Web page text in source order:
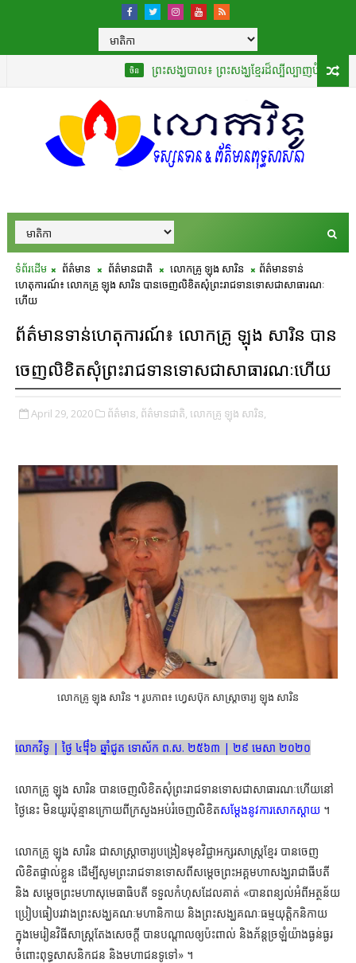
ព្រះសង្ឃបាល៖ ព្រះសង្ឃខ្មែរដ៏ល្បីល្បាញបំផុតដែលបានបក
ទំព័រដើម ព័ត៌មាន ព័ត៌មានជាតិ លោកគ្រូ ឡុង សារិន
ព័ត៌មានទាន់
ហេតុការណ៍៖ លោកគ្រូ ឡុង សារិន បានចេញលិខិតសុំព្រះរាជទានទោសជាសាធារណៈ
ហើយ
ព័ត៌មានទាន់ហេតុការណ៍៖ លោកគ្រូ ឡុង សារិន បាន
ចេញលិខិតសុំព្រះរាជទានទោសជាសាធារណៈហើយ
April 29, 2020 ព័ត៌មាន, ព័ត៌មានជាតិ, លោកគ្រូ ឡុង សារិន,
លោកគ្រូ ឡុង សារិន ។ រូបភាព៖ ហ្វេសប៊ុក សាស្ត្រាចារ្យ ឡុង សារិន
លោកវិទូ | ថ្ងៃ ៤᧨៦ ឆ្នាំជូត ទោស័ក ព.ស. ២៥៦៣ | ២៩ មេសា ២០២០
លោកគ្រូ ឡុង សារិន បានចេញលិខិតសុំព្រះរាជទានទោសជាសាធារណៈហើយនៅ
ថ្ងៃនេះ មិនយូរប៉ុន្មានក្រោយពីក្រសួងអប់រំចេញលិខិតសម្ដែងនូវការសោកស្ដាយ។
លោកគ្រូ ឡុង សារិន ជាសាស្ត្រាចារ្យបង្រៀនមុខវិជ្ជាអក្សរសាស្ត្រខ្មែរ បានចេញ
លិខិតផ្ទាល់ខ្លួន ដើម្បីសូមព្រះរាជទានទោសពីសម្ដេចព្រះអគ្គមហាសង្ឃរាជាធីបតី
និង សម្ដេចព្រះមហាសុមេធាធិបតី ទទួលកំហុសដែលគាត់ «បានពន្យល់អំពីអត្ថន័យ
ប្រៀបធៀបរវាងព្រះសង្ឃគណៈមហានិកាយ និងព្រះសង្ឃគណៈធម្មយុត្តិកនិកាយ
ក្នុងមេរៀនវិធីសាស្ត្រតែងសេចក្តី បានបណ្ដាលឲ្យប៉ះពាល់ និងភ័ន្តច្រឡំយ៉ាងធ្ងន់ធ្ងរ
ចំពោះពុទ្ធសាសនិកជន និងមហាជនទូទៅ» ។